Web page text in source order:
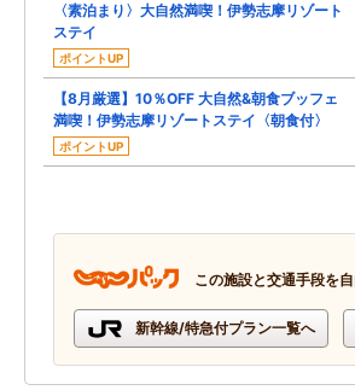
〈素泊まり〉大自然満喫！伊勢志摩リゾート
ステイ
ポイントUP
【8月厳選】10％OFF 大自然&朝食ブッフェ
満喫！伊勢志摩リゾートステイ〈朝食付〉
ポイントUP
この施設と交通手段を
新幹線/特急付プラン一覧へ